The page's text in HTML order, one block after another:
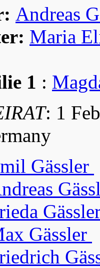
Andreas
Maria
1 :
: 1
Gässler
Gässler